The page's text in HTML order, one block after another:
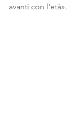
avanti con l'età».